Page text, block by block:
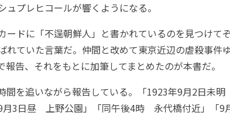
プレヒコールが響くようになる。
ードに「不逞朝鮮人」と書かれているのを見つけて
れていた言葉だ。仲間と改めて東京近辺の虐殺事件
告、それをもとに加筆してまとめたのが本書だ。
間を追いながら報告している。「1923年9月2日未
3日昼 上野公園」「同午後4時 永代橋付近」「9